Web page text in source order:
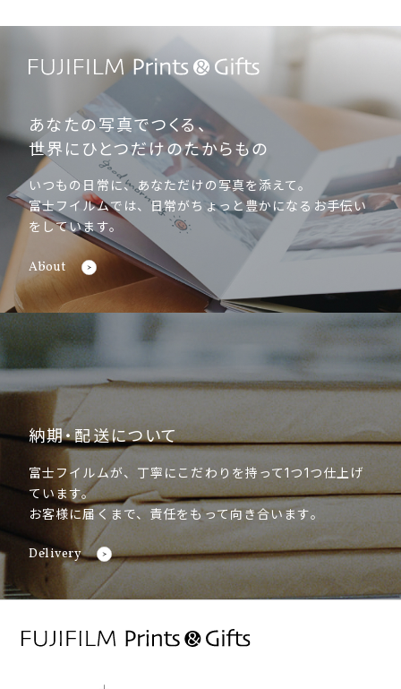
あなたの写真でつくる、
世界にひとつだけのたからもの
いつもの日常に、あなただけの写真を添えて。
富士フイルムでは、日常がちょっと豊かになるお手伝い
をしています。
About
納期・配送について
富士フイルムが、丁寧にこだわりを持って1つ1つ仕上げ
ています。
お客様に届くまで、責任をもって向き合います。
Delivery